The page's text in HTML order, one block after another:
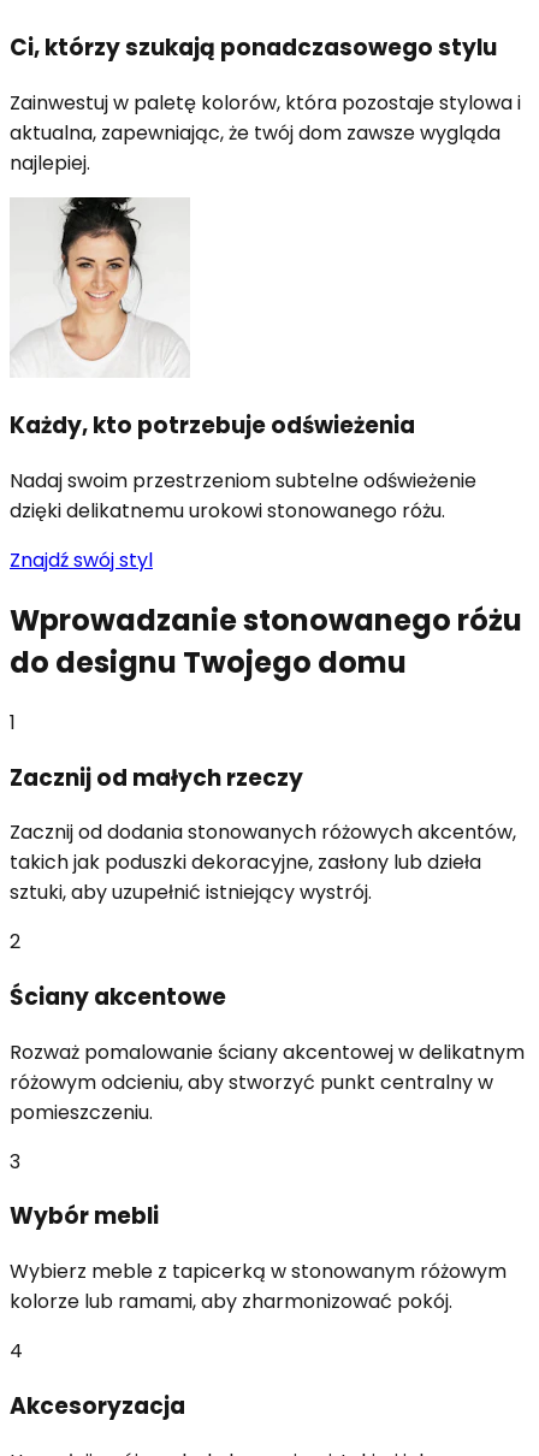
Ci, którzy szukają ponadczasowego stylu
Zainwestuj w paletę kolorów, która pozostaje stylowa i
aktualna, zapewniając, że twój dom zawsze wygląda
najlepiej.
Każdy, kto potrzebuje odświeżenia
Nadaj swoim przestrzeniom subtelne odświeżenie
dzięki delikatnemu urokowi stonowanego różu.
Znajdź swój styl
Wprowadzanie stonowanego różu
do designu Twojego domu
1
Zacznij od małych rzeczy
Zacznij od dodania stonowanych różowych akcentów,
takich jak poduszki dekoracyjne, zasłony lub dzieła
sztuki, aby uzupełnić istniejący wystrój.
2
Ściany akcentowe
Rozważ pomalowanie ściany akcentowej w delikatnym
różowym odcieniu, aby stworzyć punkt centralny w
pomieszczeniu.
3
Wybór mebli
Wybierz meble z tapicerką w stonowanym różowym
kolorze lub ramami, aby zharmonizować pokój.
4
Akcesoryzacja